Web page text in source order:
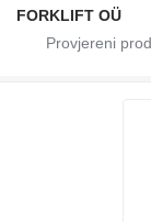
FORKLIFT OÜ